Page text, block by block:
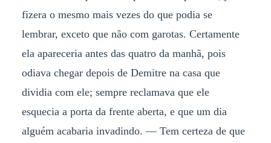
fizera o mesmo mais vezes do que podia se
lembrar, exceto que não com garotas. Certamente
ela apareceria antes das quatro da manhã, pois
odiava chegar depois de Demitre na casa que
dividia com ele; sempre reclamava que ele
esquecia a porta da frente aberta, e que um dia
alguém acabaria invadindo. — Tem certeza de que